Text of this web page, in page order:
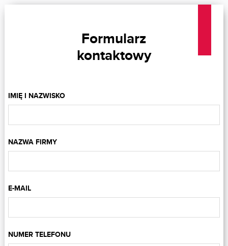
Formularz
kontaktowy
IMIĘ I NAZWISKO
NAZWA FIRMY
E-MAIL
NUMER TELEFONU